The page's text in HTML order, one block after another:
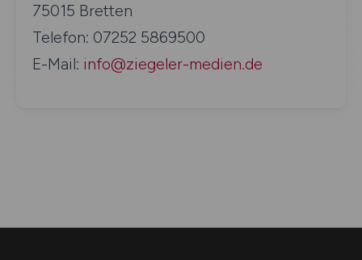
75015 Bretten
Telefon: 07252 5869500
E-Mail: info@ziegeler-medien.de